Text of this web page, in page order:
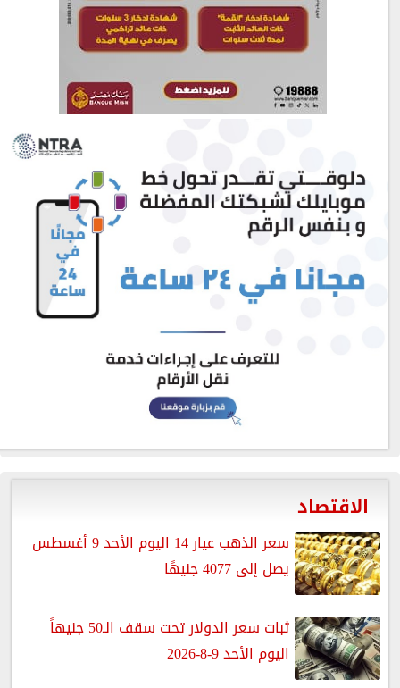
الاقتصاد
سعر الذهب عيار 14 اليوم الأحد 9 أغسطس
يصل إلى 4077 جنيهًا
ثبات سعر الدولار تحت سقف الـ50 جنيهاً
اليوم الأحد 9-8-2026